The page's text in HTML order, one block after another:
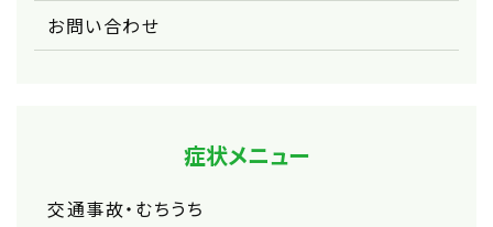
お問い合わせ
症状メニュー
交通事故・むちうち